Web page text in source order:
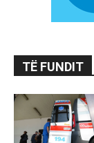
TË FUNDIT